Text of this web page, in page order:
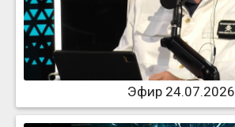
Эфир 24.07.2026